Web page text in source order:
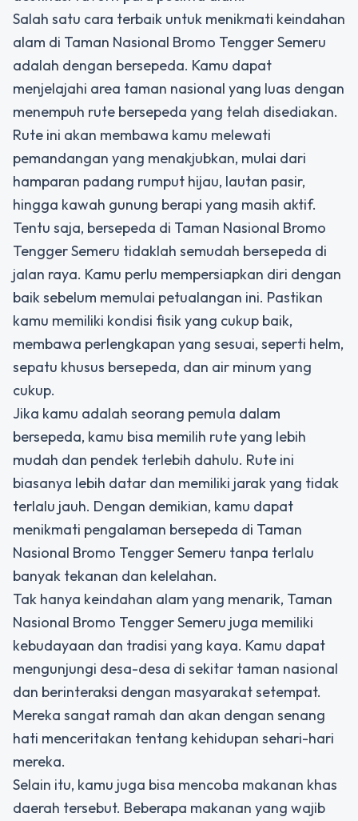
Salah satu cara terbaik untuk menikmati keindahan
alam di Taman Nasional Bromo Tengger Semeru
adalah dengan bersepeda. Kamu dapat
menjelajahi area taman nasional yang luas dengan
menempuh rute bersepeda yang telah disediakan.
Rute ini akan membawa kamu melewati
pemandangan yang menakjubkan, mulai dari
hamparan padang rumput hijau, lautan pasir,
hingga kawah gunung berapi yang masih aktif.
Tentu saja, bersepeda di Taman Nasional Bromo
Tengger Semeru tidaklah semudah bersepeda di
jalan raya. Kamu perlu mempersiapkan diri dengan
baik sebelum memulai petualangan ini. Pastikan
kamu memiliki kondisi fisik yang cukup baik,
membawa perlengkapan yang sesuai, seperti helm,
sepatu khusus bersepeda, dan air minum yang
cukup.
Jika kamu adalah seorang pemula dalam
bersepeda, kamu bisa memilih rute yang lebih
mudah dan pendek terlebih dahulu. Rute ini
biasanya lebih datar dan memiliki jarak yang tidak
terlalu jauh. Dengan demikian, kamu dapat
menikmati pengalaman bersepeda di Taman
Nasional Bromo Tengger Semeru tanpa terlalu
banyak tekanan dan kelelahan.
Tak hanya keindahan alam yang menarik, Taman
Nasional Bromo Tengger Semeru juga memiliki
kebudayaan dan tradisi yang kaya. Kamu dapat
mengunjungi desa-desa di sekitar taman nasional
dan berinteraksi dengan masyarakat setempat.
Mereka sangat ramah dan akan dengan senang
hati menceritakan tentang kehidupan sehari-hari
mereka.
Selain itu, kamu juga bisa mencoba makanan khas
daerah tersebut. Beberapa makanan yang wajib